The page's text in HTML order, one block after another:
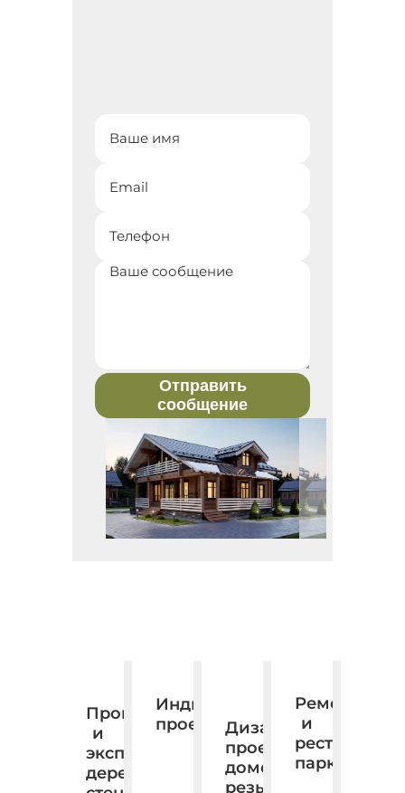
Отправить
сообщение
Производство
и
экспорт
деревянных
Индивидуальное
проектирование.
Дизайн,
проектирование,
домовая
резьба.
Ремонт
и
паркета